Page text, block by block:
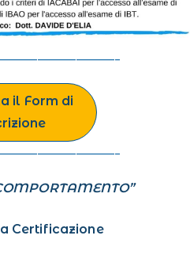
il Form di
Certificazione